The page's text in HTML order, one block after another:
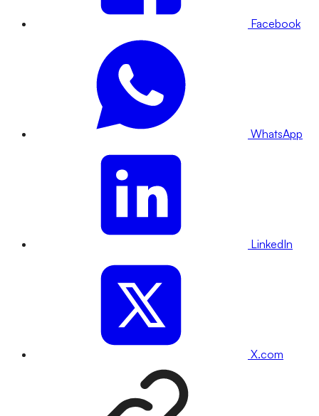
Facebook
WhatsApp
LinkedIn
X.com